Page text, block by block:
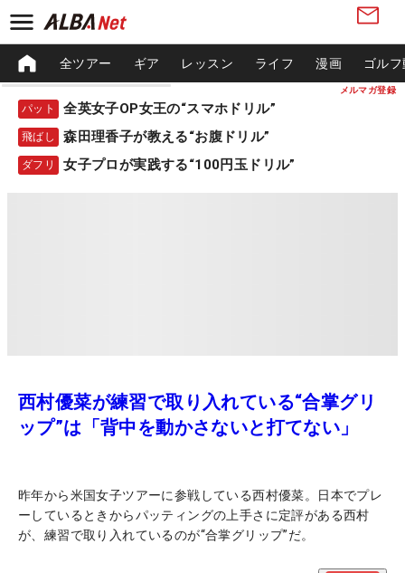
メルマガ登録
全ツアー ギア レッスン ライフ 漫画 ゴル
パット 全英女子OP女王の“スマホドリル”
飛ばし 森田理香子が教える“お腹ドリル”
ダフリ 女子プロが実践する“100円玉ドリル”
西村優菜が練習で取り入れている“合掌グリ
ップ”は「背中を動かさないと打てない」
昨年から米国女子ツアーに参戦している西村優菜。日本でプレ
ーしているときからパッティングの上手さに定評がある西村
が、練習で取り入れているのが“合掌グリップ”だ。